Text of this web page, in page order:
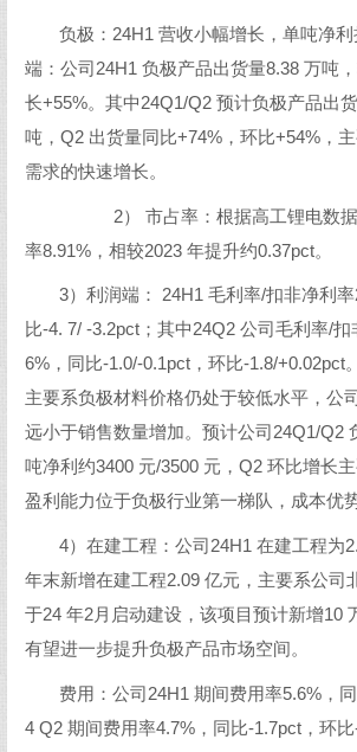
负极：24H1 营收小幅增长，单吨净
端：公司24H1 负极产品出货量8.38 万吨
长+55%。其中24Q1/Q2 预计负极产品出
吨，Q2 出货量同比+74%，环比+54%，
需求的快速增长。
2） 市占率：根据高工锂电数据
率8.91%，相较2023 年提升约0.37pct。
3）利润端： 24H1 毛利率/扣非净利率
比-4. 7/ -3.2pct；其中24Q2 公司毛利率/扣
6%，同比-1.0/-0.1pct，环比-1.8/+0.02pct
主要系负极材料价格仍处于较低水平，公
远小于销售数量增加。预计公司24Q1/Q2
吨净利约3400 元/3500 元，Q2 环比增长
盈利能力位于负极行业第一梯队，成本优
4）在建工程：公司24H1 在建工程为
年末新增在建工程2.09 亿元，主要系公司
于24 年2月启动建设，该项目预计新增10
有望进一步提升负极产品市场空间。
费用：公司24H1 期间费用率5.6%，
4 Q2 期间费用率4.7%，同比-1.7pct，环